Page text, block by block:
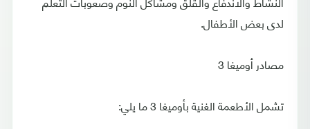
لدى بعض الأطفال.
مصادر أوميغا 3
تشمل الأطعمة الغنية بأوميغا 3 ما يلي: